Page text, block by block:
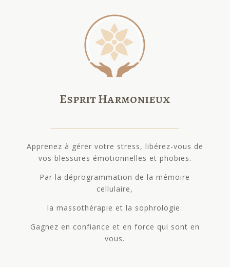
Esprit Harmonieux
Apprenez à gérer votre stress, libérez-vous de
vos blessures émotionnelles et phobies.
Par la déprogrammation de la mémoire
cellulaire,
la massothérapie et la sophrologie.
Gagnez en confiance et en force qui sont en
vous.